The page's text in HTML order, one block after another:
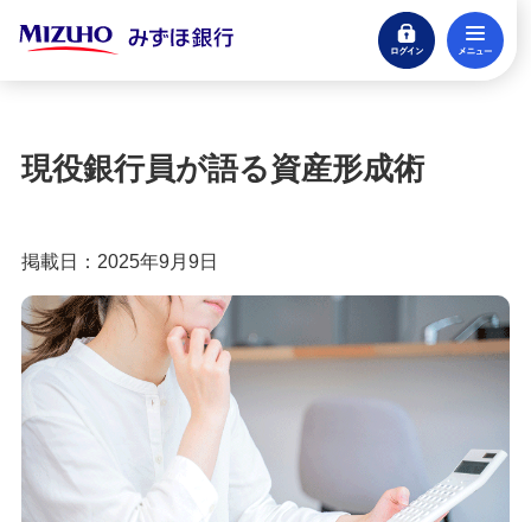
ログイン
閉じる
口座開設
支払う・つかう
クレジットカード・デビット
ローン
住宅ローン・カードローン
貯める・増やす
預金・NISA・資産運用
現役銀行員が語る資産形成術
掲載日：2025年9月9日